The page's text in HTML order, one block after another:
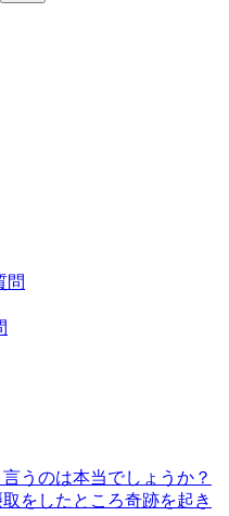
問
うのは本当でしょうか？
をしたところ奇跡を起き